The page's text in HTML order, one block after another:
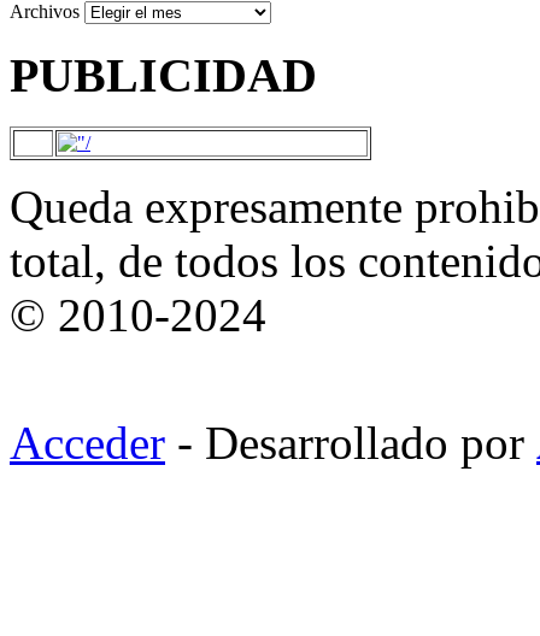
Archivos
PUBLICIDAD
Queda expresamente
total, de todos los
© 2010-2024
Acceder - Desarrollado por